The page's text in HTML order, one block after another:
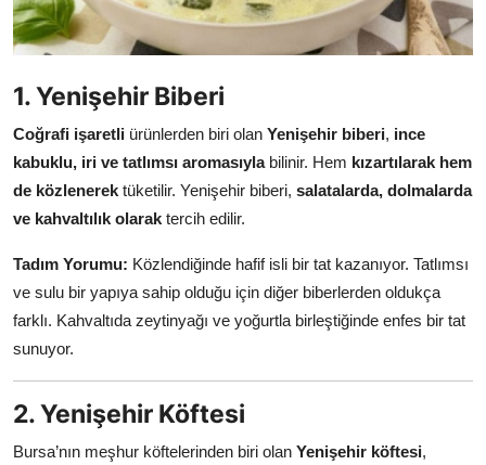
İçecek Kültürü & Rehberleri
Popüler Kültür & Mutfak Tarihi
Mutfak Temizliği & Pratik Bilgiler
Anne & Bebek Beslenmesi
Mutfak Sırları & Teknikler
Yemek Tarifleri & Menüler
1. Yenişehir Biberi
Coğrafi işaretli ürünlerden biri olan Yenişehir biberi, ince
kabuklu, iri ve tatlımsı aromasıylabilinir. Hem kızartılarak hem
de közlenerek tüketilir. Yenişehir biberi, salatalarda, dolmalarda
ve kahvaltılık olarak tercih edilir.
Tadım Yorumu: Közlendiğinde hafif isli bir tat kazanıyor. Tatlımsı
ve sulu bir yapıya sahip olduğu için diğer biberlerden oldukça
farklı. Kahvaltıda zeytinyağı ve yoğurtla birleştiğinde enfes bir tat
sunuyor.
2. Yenişehir Köftesi
Bursa’nın meşhur köftelerinden biri olan Yenişehir köftesi,